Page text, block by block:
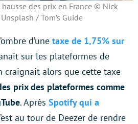
des prix en France © Nick
/ Tom’s Guide
d’une taxe de 1,75% sur
sur les plateformes de
craignait alors que cette taxe
prix des plateformes comme
. Après Spotify qui a
au tour de Deezer de rendre